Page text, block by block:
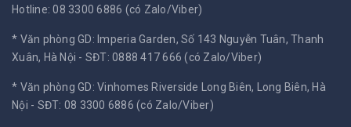
Hotline: 08 3300 6886 (có Zalo/Viber)
* Văn phòng GD: Imperia Garden, Số 143 Nguyễn Tuân, Thanh
Xuân, Hà Nội - SĐT: 0888 417 666 (có Zalo/Viber)
* Văn phòng GD: Vinhomes Riverside Long Biên, Long Biên, Hà
Nội - SĐT: 08 3300 6886 (có Zalo/Viber)